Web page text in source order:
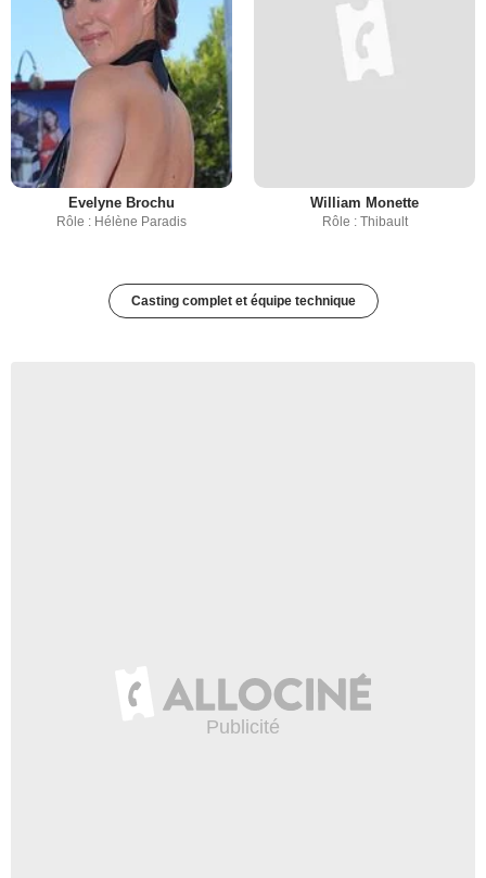
Evelyne Brochu
Rôle : Hélène Paradis
William Monette
Rôle : Thibault
Casting complet et équipe technique